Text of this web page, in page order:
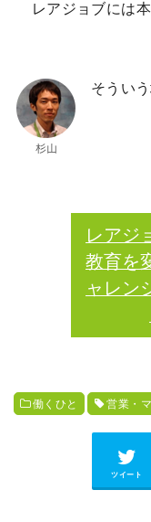
レアジョブには
そうい
レアジ
教育を
ャレン
働くひと 営業・
ツイート